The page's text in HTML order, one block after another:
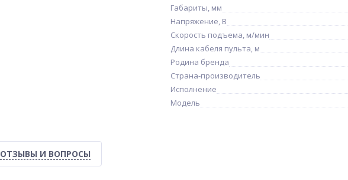
Габариты, мм
Напряжение, В
Скорость подъема, м/мин
Длина кабеля пульта, м
Родина бренда
Страна-производитель
Исполнение
Модель
ОТЗЫВЫ И ВОПРОСЫ